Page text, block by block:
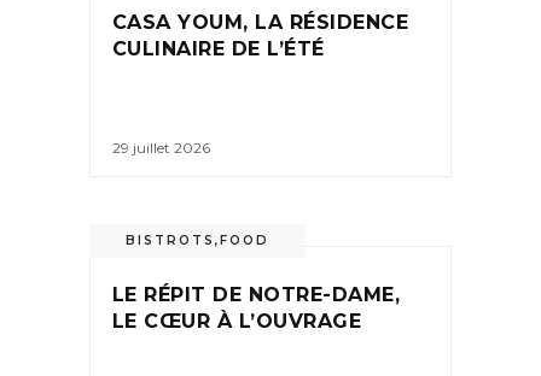
CASA YOUM, LA RÉSIDENCE
CULINAIRE DE L’ÉTÉ
29 juillet 2026
BISTROTS ,FOOD
LE RÉPIT DE NOTRE-DAME,
LE CŒUR À L’OUVRAGE